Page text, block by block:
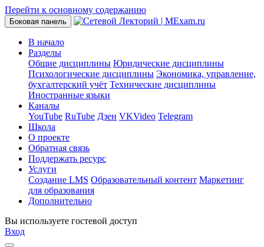
Перейти к основному содержанию
Боковая панель
В начало
Разделы
Общие дисциплины Юридические дисциплины
Психологические дисциплины Экономика, управление,
бухгалтерский учёт Технические дисциплины
Иностранные языки
Каналы
YouTube RuTube Дзен VKVideo Telegram
Школа
О проекте
Обратная связь
Поддержать ресурс
Услуги
Создание LMS Образовательный контент Маркетинг
для образования
Дополнительно
Вы используете гостевой доступ
Вход